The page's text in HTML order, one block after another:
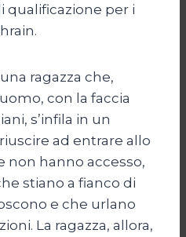
qualificazione per i
ragazza che,
con la faccia
s’infila in un
ad entrare allo
non hanno accesso,
stiano a fianco di
e che urlano
La ragazza, allora,